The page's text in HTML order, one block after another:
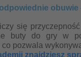
się
buty do gry w
co pozwala
znajdziesz